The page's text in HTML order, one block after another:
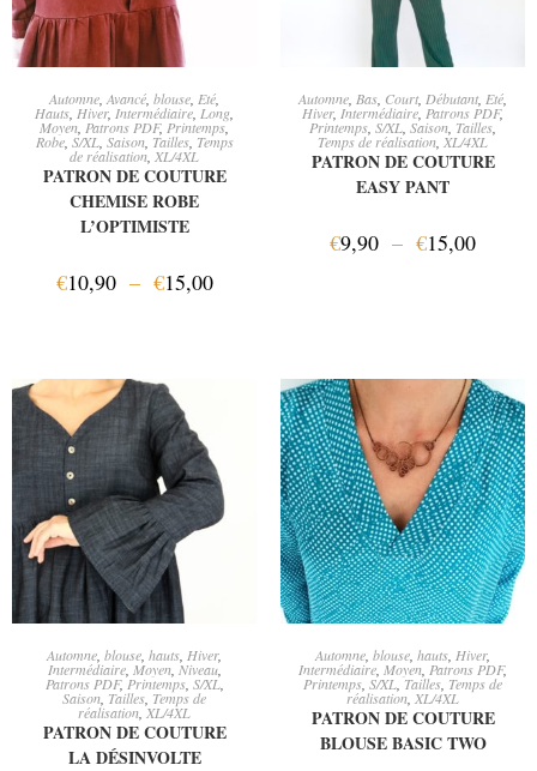
CHOIX DES OPTIONS
Automne Avancé blouse Eté
Hauts Hiver, Intermédiaire Long
Moyen Patrons PDF, Printemps,
Robe, S/XL, Saison, Tailles, Temps
de réalisation XL/4XL
PATRON DE COUTURE
CHEMISE ROBE
L’OPTIMISTE
€10,90 – €15,00
CHOIX DES OPTIONS
Automne Bas Court Débutant Eté
Hiver, Intermédiaire, Patrons PDF,
Printemps S/XL Saison Tailles
Temps de réalisation XL/4XL
PATRON DE COUTURE
EASY PANT
€9,90 – €15,00
CHOIX DES OPTIONS
Automne blouse hauts Hiver,
Intermédiaire, Moyen, Niveau,
Patrons PDF,Printemps, S/XL,
Saison Tailles Temps de
réalisation ,XL/4XL
PATRON DE COUTURE
LA DÉSINVOLTE
CHOIX DES OPTIONS
Automne blouse hauts Hiver,
Intermédiaire Moyen Patrons PDF,
Printemps S/XL ,Tailles Temps de
réalisation XL/4XL
PATRON DE COUTURE
BLOUSE BASIC TWO